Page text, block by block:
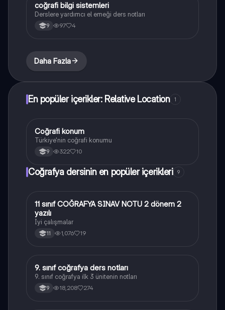
Coğrafya
coğrafi bilgi sistemleri
Derslere yardımcı el emeği ders notları
9 97 4
Daha Fazla
En popüler içerikler: Relative Location 1
Coğrafya
Coğrafi konum
Türkiye'nin coğrafi konumu
9 322 10
Coğrafya dersinin en popüler içerikleri 9
Coğrafya
11 sınıf COĞRAFYA SINAV NOTU 2 dönem 2
yazılı
İyi çalışmalar
11 1,076 19
Coğrafya
9. sınıf coğrafya ders notları
9. sınıf coğrafya ilk 3 ünitenin notları
9 18,208 274